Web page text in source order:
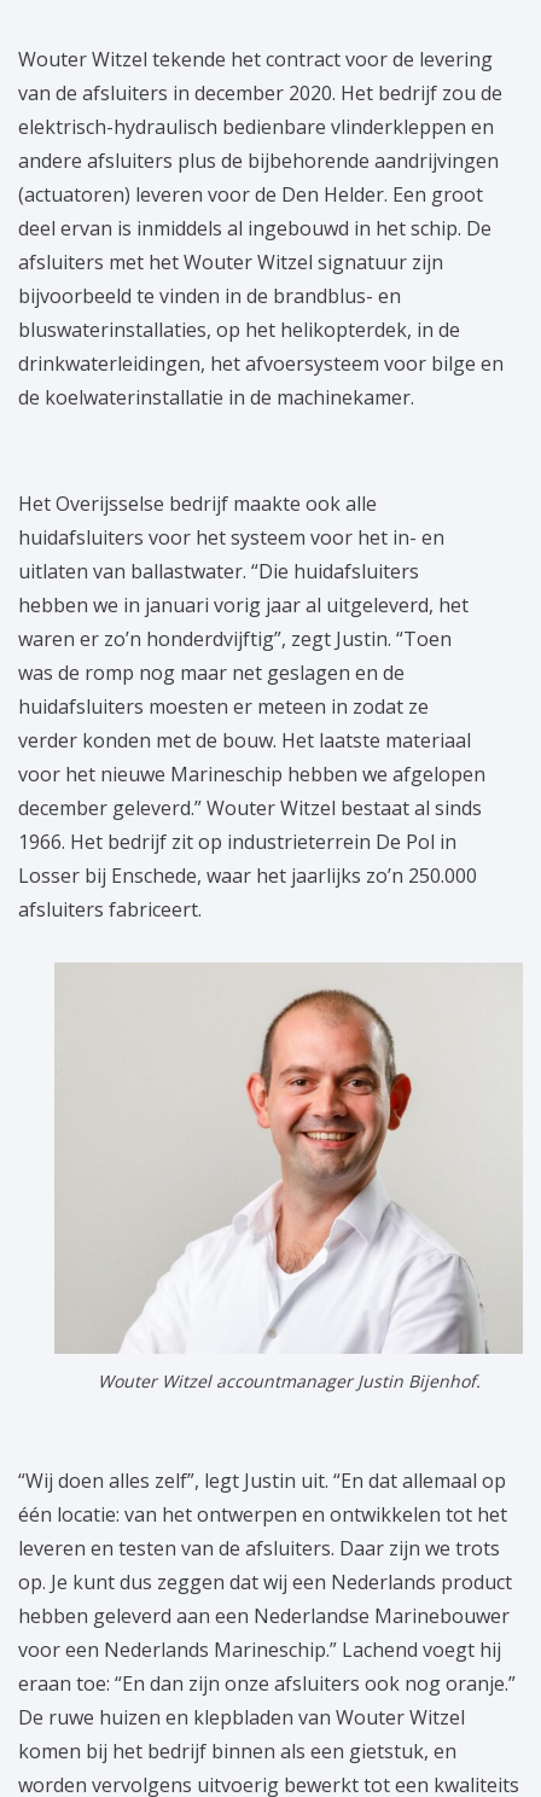
Wouter Witzel tekende het contract voor de levering
van de afsluiters in december 2020. Het bedrijf zou de
elektrisch-hydraulisch bedienbare vlinderkleppen en
andere afsluiters plus de bijbehorende aandrijvingen
(actuatoren) leveren voor de Den Helder. Een groot
deel ervan is inmiddels al ingebouwd in het schip. De
afsluiters met het Wouter Witzel signatuur zijn
bijvoorbeeld te vinden in de brandblus- en
bluswaterinstallaties, op het helikopterdek, in de
drinkwaterleidingen, het afvoersysteem voor bilge en
de koelwaterinstallatie in de machinekamer.
Wouter Witzel accountmanager Justin Bijenhof.
Het Overijsselse bedrijf maakte ook alle
huidafsluiters voor het systeem voor het in- en
uitlaten van ballastwater. “Die huidafsluiters
hebben we in januari vorig jaar al uitgeleverd, het
waren er zo’n honderdvijftig”, zegt Justin. “Toen
was de romp nog maar net geslagen en de
huidafsluiters moesten er meteen in zodat ze
verder konden met de bouw. Het laatste materiaal
voor het nieuwe Marineschip hebben we afgelopen
december geleverd.” Wouter Witzel bestaat al sinds
1966. Het bedrijf zit op industrieterrein De Pol in
Losser bij Enschede, waar het jaarlijks zo’n 250.000
afsluiters fabriceert.
“Wij doen alles zelf”, legt Justin uit. “En dat allemaal op
één locatie: van het ontwerpen en ontwikkelen tot het
leveren en testen van de afsluiters. Daar zijn we trots
op. Je kunt dus zeggen dat wij een Nederlands product
hebben geleverd aan een Nederlandse Marinebouwer
voor een Nederlands Marineschip.” Lachend voegt hij
eraan toe: “En dan zijn onze afsluiters ook nog oranje.”
De ruwe huizen en klepbladen van Wouter Witzel
komen bij het bedrijf binnen als een gietstuk, en
worden vervolgens uitvoerig bewerkt tot een kwaliteits